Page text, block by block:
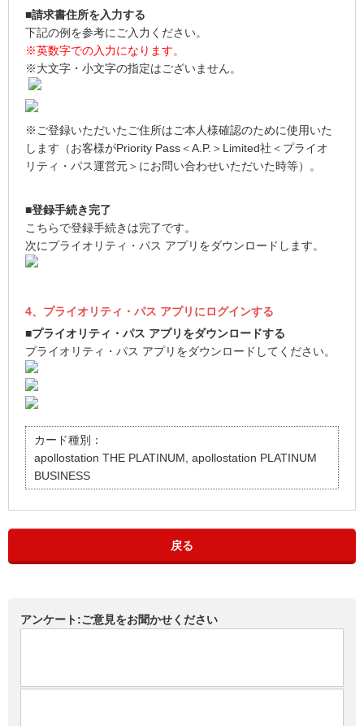
■請求書住所を入力する
下記の例を参考にご入力ください。
※英数字での入力になります。
※大文字・小文字の指定はございません。
※ご登録いただいたご住所はご本人様確認のために使用いた
します（お客様がPriority Pass＜A.P.＞Limited社＜プライオ
リティ・パス運営元＞にお問い合わせいただいた時等）。
■登録手続き完了
こちらで登録手続きは完了です。
次にプライオリティ・パス アプリをダウンロードします。
4、プライオリティ・パス アプリにログインする
■プライオリティ・パス アプリをダウンロードする
プライオリティ・パス アプリをダウンロードしてください。
カード種別：
apollostation THE PLATINUM, apollostation PLATINUM
BUSINESS
戻る
アンケート:ご意見をお聞かせください